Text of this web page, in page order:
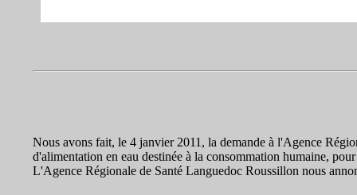
Nous avons fait, le 4 janvier 2011, la demande à l'Agence
d'alimentation en eau destinée à la consommation humaine,
L'Agence Régionale de Santé Languedoc Roussillon nous